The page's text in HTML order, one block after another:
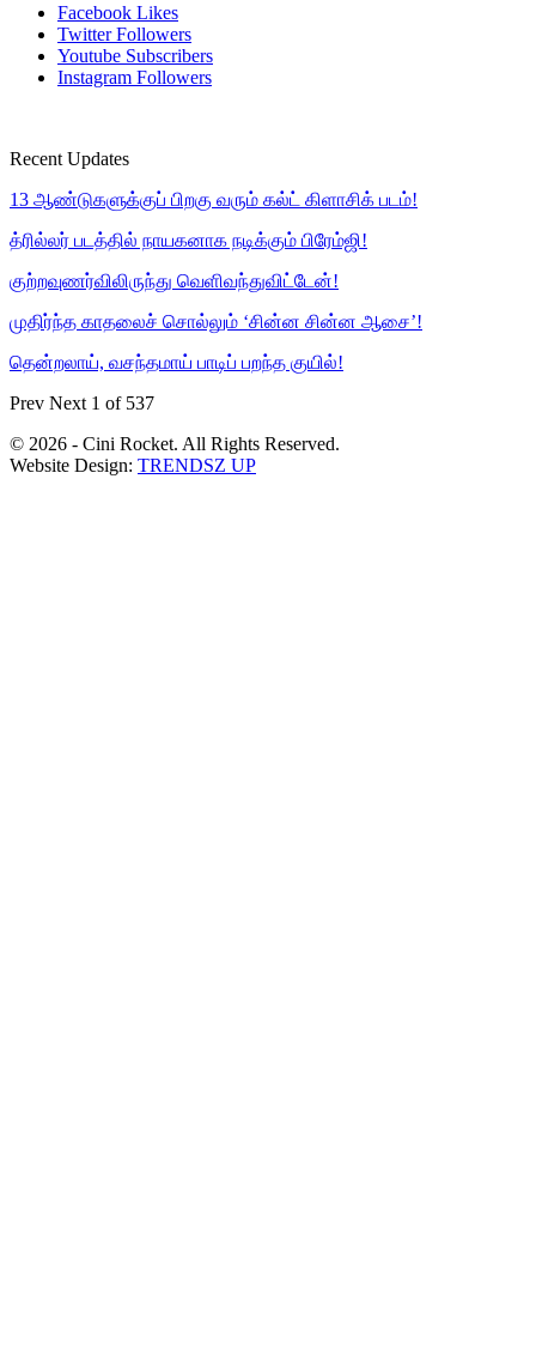
Facebook Likes
Twitter Followers
Youtube Subscribers
Instagram Followers
Recent Updates
13 ஆண்டுகளுக்குப் பிறகு வரும் கல்ட் கிளாசிக் படம்!
த்ரில்லர் படத்தில் நாயகனாக நடிக்கும் பிரேம்ஜி!
குற்றவுணர்விலிருந்து வெளிவந்துவிட்டேன்!
முதிர்ந்த காதலைச் சொல்லும் ‘சின்ன சின்ன ஆசை’!
தென்றலாய், வசந்தமாய் பாடிப் பறந்த குயில்!
Prev Next 1 of 537
© 2026 - Cini Rocket. All Rights Reserved.
Website Design: TRENDSZ UP